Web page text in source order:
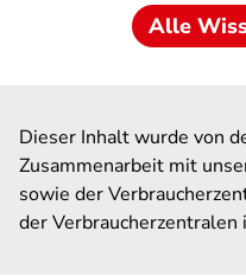
Alle
Dieser Inhalt wurde von
Zusammenarbeit mit
sowie der
der